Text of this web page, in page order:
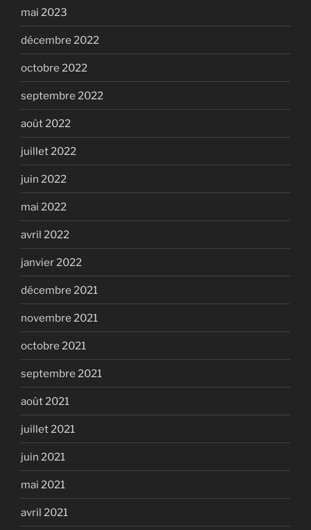
mai 2023
décembre 2022
octobre 2022
septembre 2022
août 2022
juillet 2022
juin 2022
mai 2022
avril 2022
janvier 2022
décembre 2021
novembre 2021
octobre 2021
septembre 2021
août 2021
juillet 2021
juin 2021
mai 2021
avril 2021